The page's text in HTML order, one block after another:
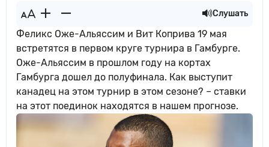
Слушать
Феликс Оже-Альяссим и Вит Коприва 19 мая
встретятся в первом круге турнира в Гамбурге.
Оже-Альяссим в прошлом году на кортах
Гамбурга дошел до полуфинала. Как выступит
канадец на этом турнир в этом сезоне? – ставки
на этот поединок находятся в нашем прогнозе.